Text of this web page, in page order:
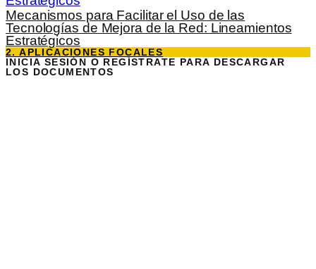
Mecanismos para Facilitar el Uso de las
Tecnologías de Mejora de la Red: Lineamientos
Estratégicos
2. APLICACIONES FOCALES
INICIA SESIÓN O REGÍSTRATE PARA DESCARGAR
LOS DOCUMENTOS